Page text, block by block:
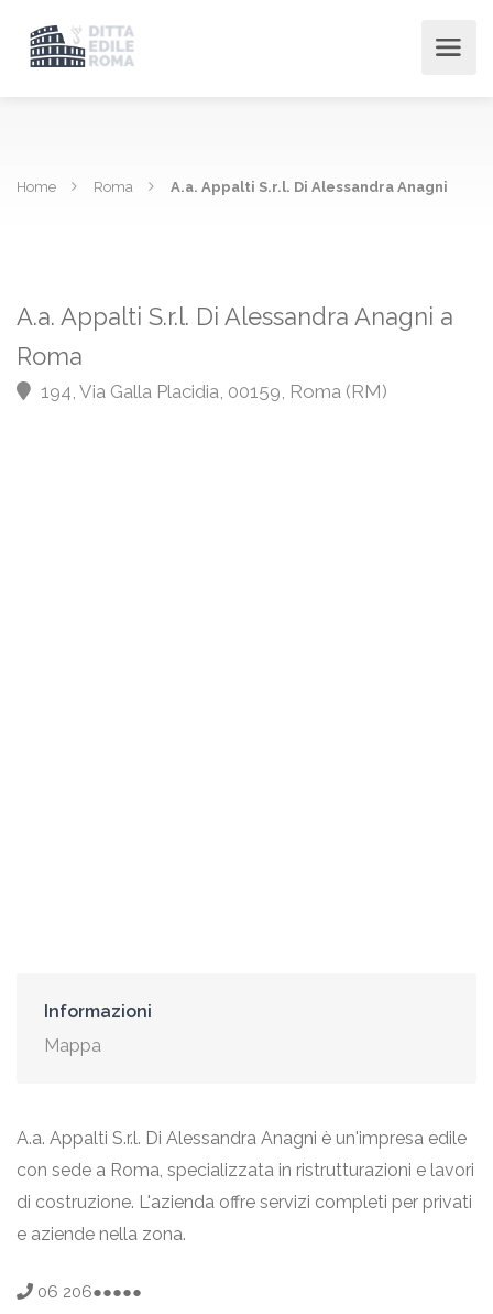
Home Roma A.a. Appalti S.r.l. Di Alessandra Anagni
A.a. Appalti S.r.l. Di Alessandra Anagni a
Roma
194, Via Galla Placidia, 00159, Roma (RM)
Informazioni
Mappa
A.a. Appalti S.r.l. Di Alessandra Anagni è un'impresa edile
con sede a Roma, specializzata in ristrutturazioni e lavori
di costruzione. L'azienda offre servizi completi per privati
e aziende nella zona.
06 206●●●●●